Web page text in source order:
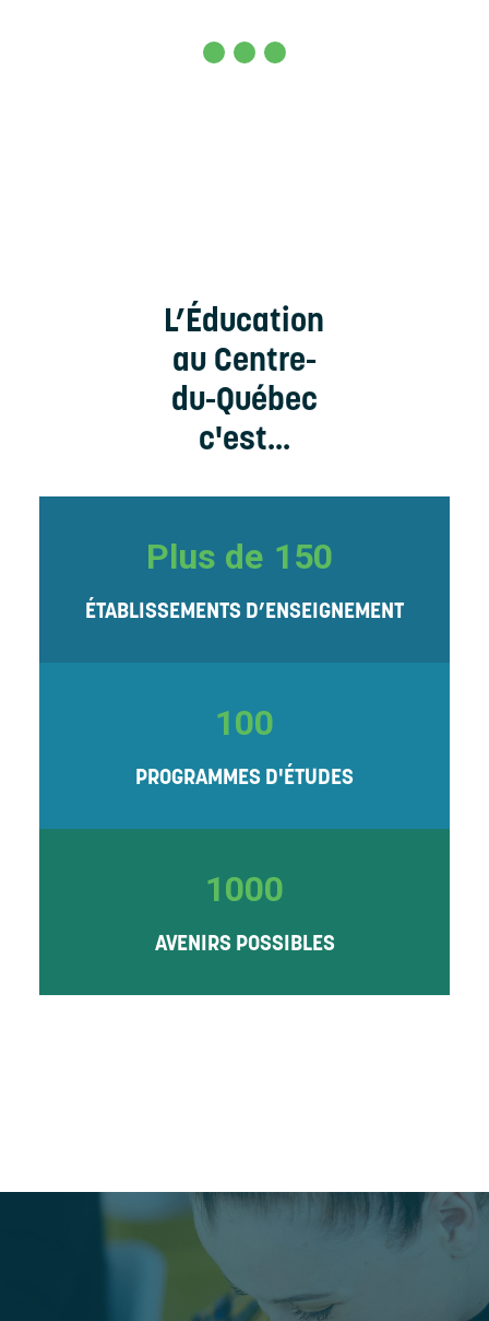
L’Éducation
au Centre-
du-Québec
c'est...
Plus de 150
ÉTABLISSEMENTS D’ENSEIGNEMENT
100
PROGRAMMES D'ÉTUDES
1000
AVENIRS POSSIBLES